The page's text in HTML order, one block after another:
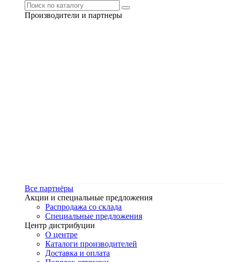
Производители и партнеры
Все партнёры
Акции и специальные предложения
Распродажа со склада
Специальные предложения
Центр дистрибуции
О центре
Каталоги производителей
Доставка и оплата